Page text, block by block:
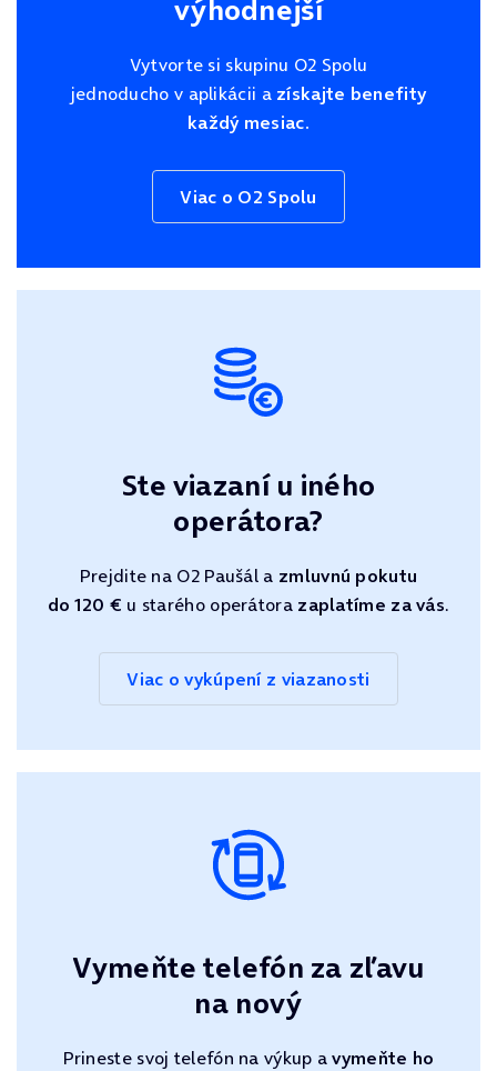
výhodnejší
Vytvorte si skupinu O2 Spolu
jednoducho v aplikácii a získajte benefity
každý mesiac.
Viac o O2 Spolu
Ste viazaní u iného
operátora?
Prejdite na O2 Paušál a zmluvnú pokutu
do 120 € u starého operátora zaplatíme za vás.
Viac o vykúpení z viazanosti
Vymeňte telefón za zľavu
na nový
Prineste svoj telefón na výkup avymeňte ho